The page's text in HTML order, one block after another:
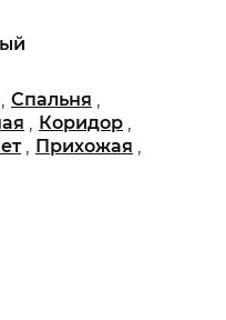
, Спальня ,
, Коридор ,
, Прихожая ,